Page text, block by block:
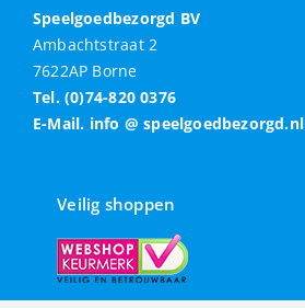
Speelgoedbezorgd BV
Ambachtstraat 2
7622AP Borne
Tel. (0)74-820 0376
E-Mail. info @ speelgoedbezorgd.nl
Veilig shoppen